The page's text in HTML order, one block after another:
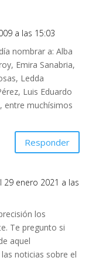
a las 15:03
nombrar a: Alba
Emira Sanabria,
Ledda
Luis Eduardo
entre muchísimos
Responder
29 enero 2021 a las
los
Te pregunto si
aquel
noticias sobre el